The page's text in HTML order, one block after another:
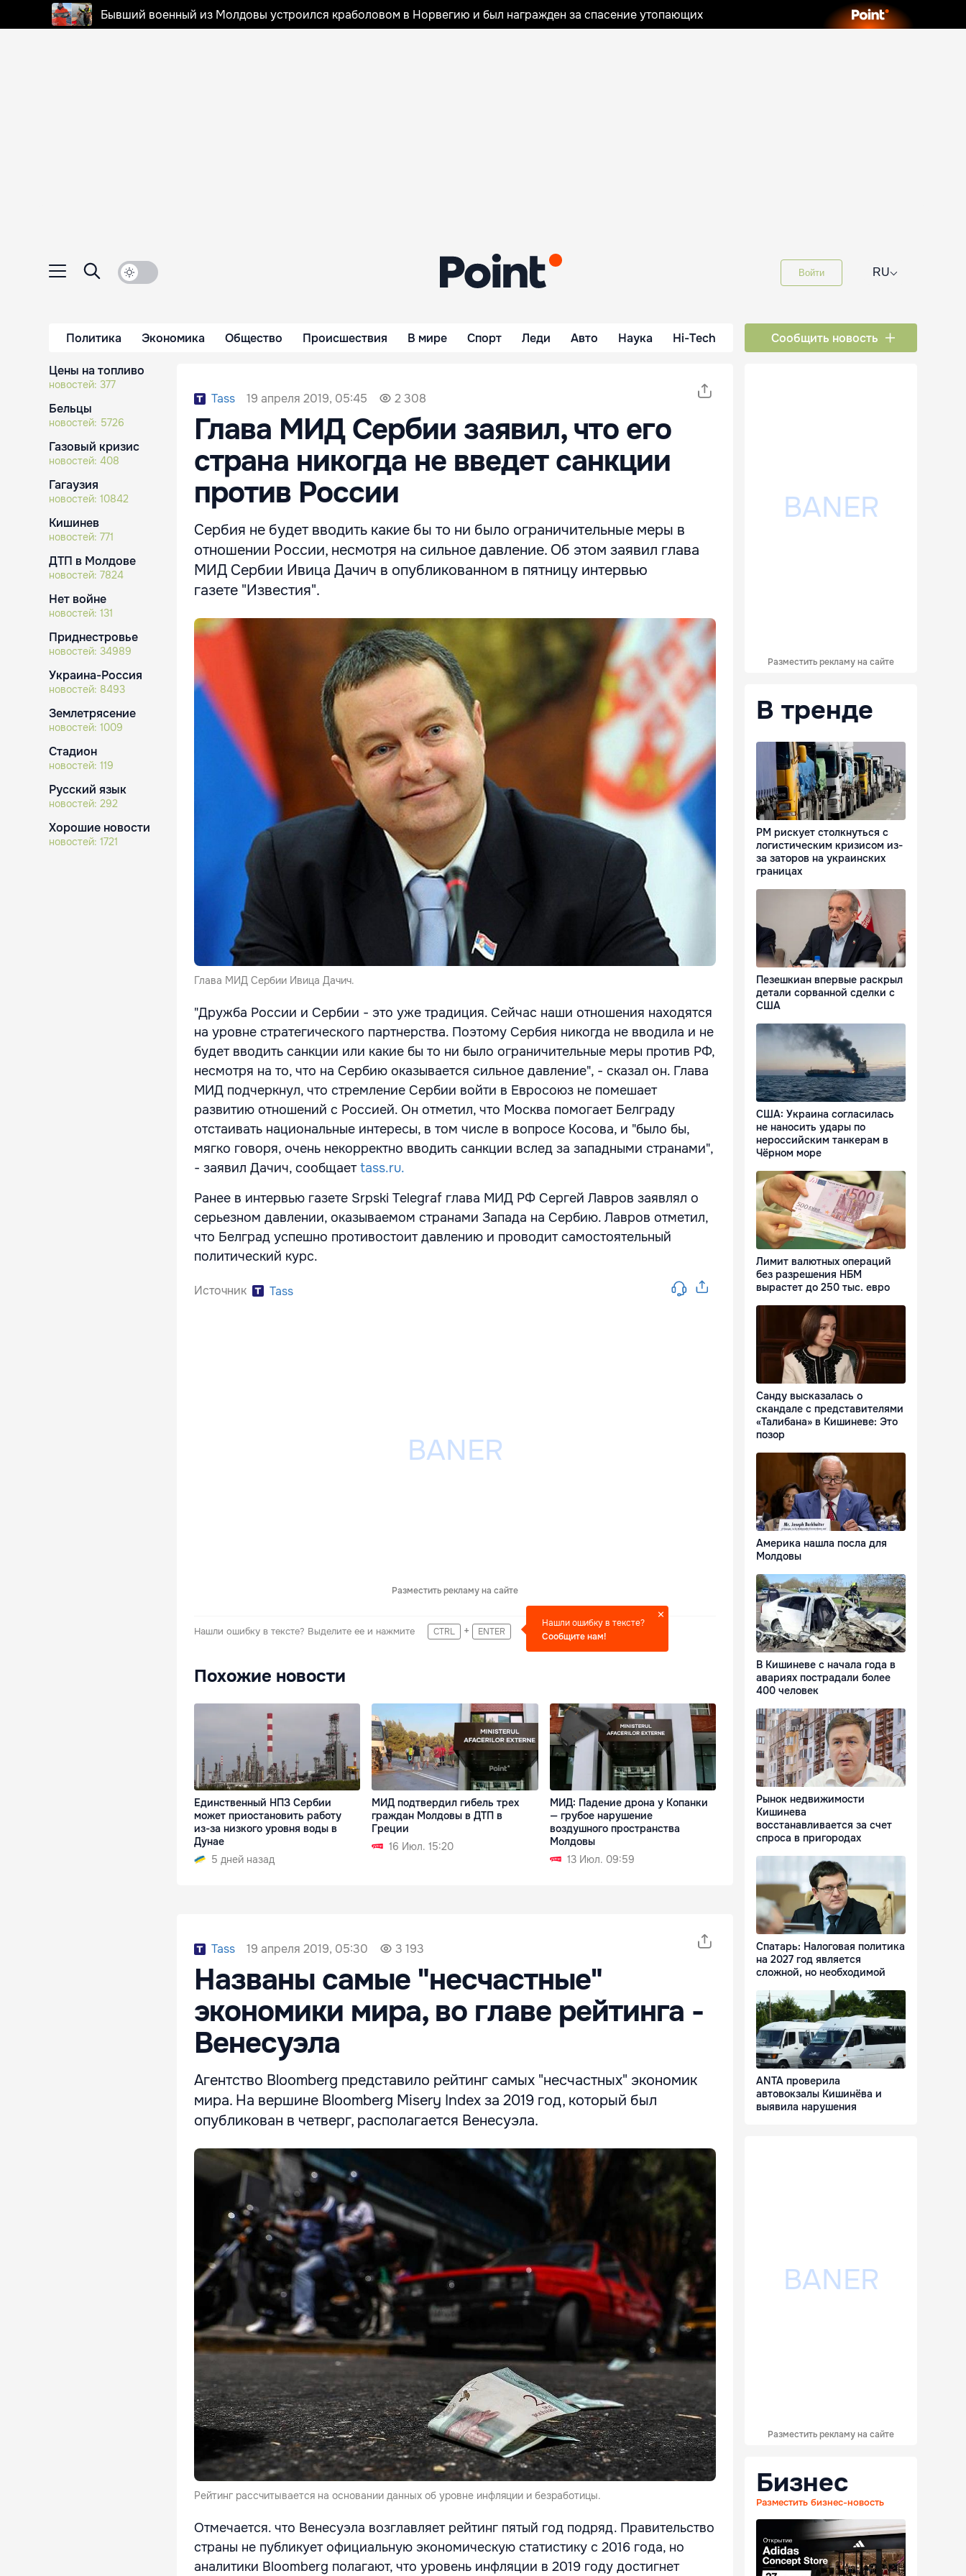
Бывший военный из Молдовы устроился краболовом в Норвегию и был награжден за спасение утопающих
Войти RU⌵
Политика Экономика Общество Происшествия В мире Спорт Леди Авто Наука Hi-Tech Сообщить новость
Цены на топливо
новостей: 377
Бельцы
новостей: 5726
Газовый кризис
новостей: 408
Гагаузия
новостей: 10842
Кишинев
новостей: 771
ДТП в Молдове
новостей: 7824
Нет войне
новостей: 131
Приднестровье
новостей: 34989
Украина-Россия
новостей: 8493
Землетрясение
новостей: 1009
Стадион
новостей: 119
Русский язык
новостей: 292
Хорошие новости
новостей: 1721
Tass 19 апреля 2019, 05:45 2 308
Глава МИД Сербии заявил, что его
страна никогда не введет санкции
против России
Сербия не будет вводить какие бы то ни было ограничительные меры в
отношении России, несмотря на сильное давление. Об этом заявил глава
МИД Сербии Ивица Дачич в опубликованном в пятницу интервью
газете "Известия".
Глава МИД Сербии Ивица Дачич.
"Дружба России и Сербии - это уже традиция. Сейчас наши отношения находятся
на уровне стратегического партнерства. Поэтому Сербия никогда не вводила и не
будет вводить санкции или какие бы то ни было ограничительные меры против РФ,
несмотря на то, что на Сербию оказывается сильное давление", - сказал он. Глава
МИД подчеркнул, что стремление Сербии войти в Евросоюз не помешает
развитию отношений с Россией. Он отметил, что Москва помогает Белграду
отстаивать национальные интересы, в том числе в вопросе Косова, и "было бы,
мягко говоря, очень некорректно вводить санкции вслед за западными странами",
- заявил Дачич, сообщаетtass.ru.
Ранее в интервью газете Srpski Telegraf глава МИД РФ Сергей Лавров заявлял о
серьезном давлении, оказываемом странами Запада на Сербию. Лавров отметил,
что Белград успешно противостоит давлению и проводит самостоятельный
политический курс.
Источник Tass
Разместить рекламу на сайте
Нашли ошибку в тексте? Выделите ее и нажмите CTRL + ENTER
Нашли ошибку в тексте?
Сообщите нам!
Похожие новости
Единственный НПЗ Сербии
может приостановить работу
из-за низкого уровня воды в
Дунае
5 дней назад
МИД подтвердил гибель трех
граждан Молдовы в ДТП в
Греции
16 Июл. 15:20
МИД: Падение дрона у Копанки
— грубое нарушение
воздушного пространства
Молдовы
13 Июл. 09:59
Tass 19 апреля 2019, 05:30 3 193
Названы самые "несчастные"
экономики мира, во главе рейтинга -
Венесуэла
Агентство Bloomberg представило рейтинг самых "несчастных" экономик
мира. На вершине Bloomberg Misery Index за 2019 год, который был
опубликован в четверг, располагается Венесуэла.
Рейтинг рассчитывается на основании данных об уровне инфляции и безработицы.
Отмечается. что Венесуэла возглавляет рейтинг пятый год подряд. Правительство
страны не публикует официальную экономическую статистику с 2016 года, но
аналитики Bloomberg полагают, что уровень инфляции в 2019 году достигнет
Разместить рекламу на сайте
В тренде
РМ рискует столкнуться с
логистическим кризисом из-
за заторов на украинских
границах
Пезешкиан впервые раскрыл
детали сорванной сделки с
США
США: Украина согласилась
не наносить удары по
нероссийским танкерам в
Чёрном море
Лимит валютных операций
без разрешения НБМ
вырастет до 250 тыс. евро
Санду высказалась о
скандале с представителями
«Талибана» в Кишиневе: Это
позор
Америка нашла посла для
Молдовы
В Кишиневе с начала года в
авариях пострадали более
400 человек
Рынок недвижимости
Кишинева
восстанавливается за счет
спроса в пригородах
Спатарь: Налоговая политика
на 2027 год является
сложной, но необходимой
ANTA проверила
автовокзалы Кишинёва и
выявила нарушения
Разместить рекламу на сайте
Бизнес
Разместить бизнес-новость